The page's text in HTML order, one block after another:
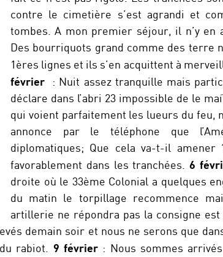
contre le cimetière s’est agrandi et
tombes. A mon premier séjour, il n’y en
Des bourriquots grand comme des terre
1ères lignes et ils s’en acquittent à
février : Nuit assez tranquille mais
déclare dans l’abri 23 impossible de le
qui voient parfaitement les lueurs du feu,
annonce par le téléphone que
diplomatiques; Que cela va-t-il
favorablement dans les tranchées.6
droite où le 33ème Colonial a quelques
du matin le torpillage recommence
artillerie ne répondra pas la consigne
demain soir et nous ne serons que
rabiot. 9 février: Nous sommes